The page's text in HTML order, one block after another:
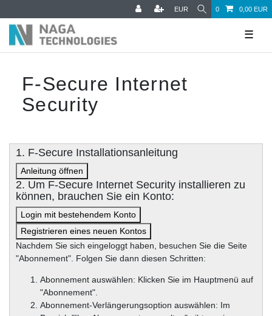
EUR 0 0,00 EUR
☰
F-Secure Internet
Security
1. F-Secure Installationsanleitung
Anleitung öffnen
2. Um F-Secure Internet Security installieren zu
können, brauchen Sie ein Konto:
Login mit bestehendem Konto
Registrieren eines neuen Kontos
Nachdem Sie sich eingeloggt haben, besuchen Sie die Seite
"Abonnement". Folgen Sie dann diesen Schritten:
Abonnement auswählen: Klicken Sie im Hauptmenü auf
"Abonnement".
Abonnement-Verlängerungsoption auswählen: Im